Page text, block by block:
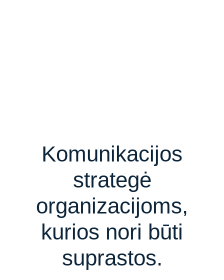
Komunikacijos
strategė
organizacijoms,
kurios nori būti
suprastos.